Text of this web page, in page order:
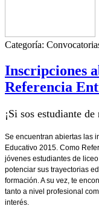
Categoría:
Inscripciones
Referencia
¡Si sos estudiante
Se encuentran abiertas las
Educativo 2015. Como
jóvenes estudiantes de
potenciar sus trayectorias
formación. A su vez, te
tanto a nivel profesional
interés.